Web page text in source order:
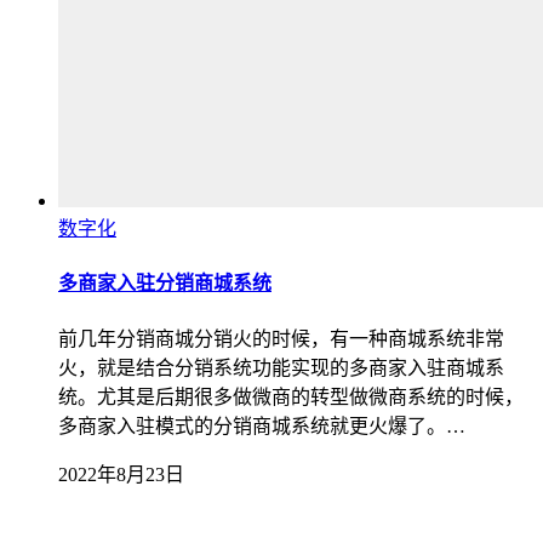
数字化
多商家入驻分销商城系统
前几年分销商城分销火的时候，有一种商城系统非常
火，就是结合分销系统功能实现的多商家入驻商城系
统。尤其是后期很多做微商的转型做微商系统的时候，
多商家入驻模式的分销商城系统就更火爆了。…
2022年8月23日